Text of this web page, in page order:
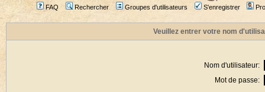
FAQ Rechercher Groupes d'utilisateurs S'enregistrer
Veuillez entrer votre nom
Nom d'utilisateur:
Mot de passe: